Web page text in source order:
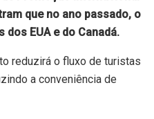
que no ano passado, o
dos EUA e do Canadá.
reduzirá o fluxo de turistas
a conveniência de